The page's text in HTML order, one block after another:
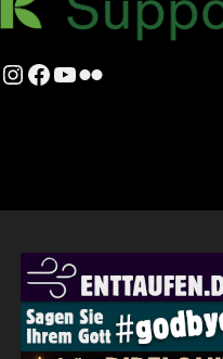
Instagram
Facebook
YouTube
Flickr